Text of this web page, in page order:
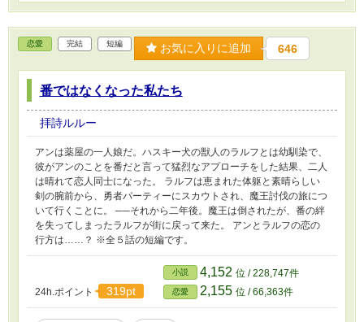
恋愛 完結 短編 お気に入りに追加 646
番ではなくなった私たち
拝詩ルルー
アンは薬屋の一人娘だ。ハスキー犬の獣人のラルフとは幼馴染で、
彼がアンのことを番だと言って猛烈なアプローチをした結果、二人
は晴れて恋人同士になった。 ラルフは恵まれた体躯と素晴らしい
剣の腕前から、勇者パーティーにスカウトされ、魔王討伐の旅につ
いて行くことに。 ──それから二年後。魔王は倒されたが、番の絆
を失ってしまったラルフが街に戻って来た。 アンとラルフの恋の
行方は……？ ※全５話の短編です。
24h.ポイント 319pt
小説 4,152 位 / 228,747件
恋愛 2,155 位 / 66,363件